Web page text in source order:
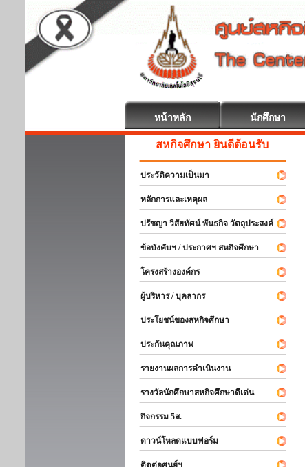
หน้าหลัก นักศึกษา
สหกิจศึกษา ยินดีต้อนรับ
ประวัติความเป็นมา
หลักการและเหตุผล
ปรัชญา วิสัยทัศน์ พันธกิจ วัตถุประสงค์
ข้อบังคับฯ / ประกาศฯ สหกิจศึกษา
โครงสร้างองค์กร
ผู้บริหาร / บุคลากร
ประโยชน์ของสหกิจศึกษา
ประกันคุณภาพ
รายงานผลการดำเนินงาน
รางวัลนักศึกษาสหกิจศึกษาดีเด่น
กิจกรรม 5ส.
ดาวน์โหลดแบบฟอร์ม
ติดต่อศูนย์ฯ